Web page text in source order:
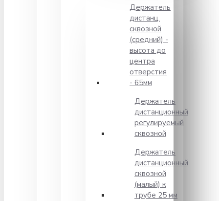
Держатель
дистанц.
сквозной
(средний) -
высота до
центра
отверстия
- 65мм
Держатель
дистанционный
регулируемый
сквозной
Держатель
дистанционный
сквозной
(малый) к
трубе 25 мм